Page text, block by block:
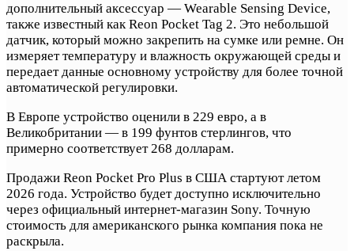
дополнительный аксессуар — Wearable Sensing Device,
также известный как Reon Pocket Tag 2. Это небольшой
датчик, который можно закрепить на сумке или ремне. Он
измеряет температуру и влажность окружающей среды и
передает данные основному устройству для более точной
автоматической регулировки.
В Европе устройство оценили в 229 евро, а в
Великобритании — в 199 фунтов стерлингов, что
примерно соответствует 268 долларам.
Продажи Reon Pocket Pro Plus в США стартуют летом
2026 года. Устройство будет доступно исключительно
через официальный интернет-магазин Sony. Точную
стоимость для американского рынка компания пока не
раскрыла.